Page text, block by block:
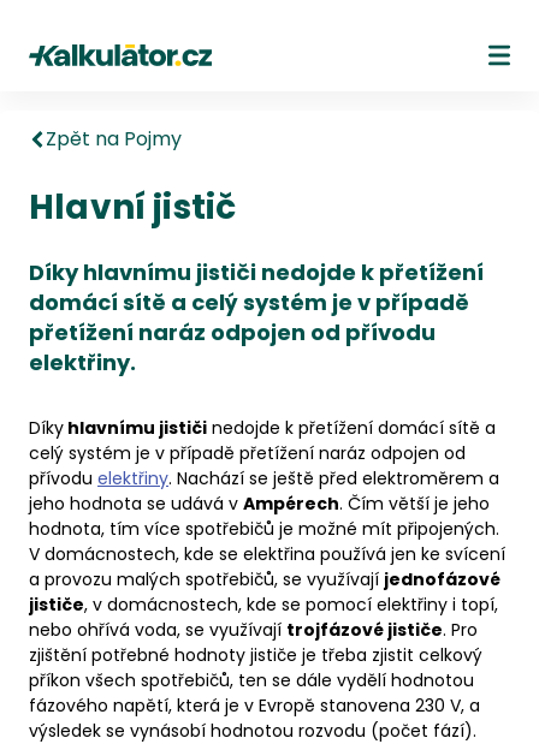
Kalkulátor.cz
Zpět na Pojmy
Hlavní jistič
Díky hlavnímu jističi nedojde k přetížení
domácí sítě a celý systém je v případě
přetížení naráz odpojen od přívodu
elektřiny.
Díky hlavnímu jističi nedojde k přetížení domácí sítě a
celý systém je v případě přetížení naráz odpojen od
přívodu elektřiny. Nachází se ještě před elektroměrem a
jeho hodnota se udává v Ampérech. Čím větší je jeho
hodnota, tím více spotřebičů je možné mít připojených.
V domácnostech, kde se elektřina používá jen ke svícení
a provozu malých spotřebičů, se využívají jednofázové
jističe, v domácnostech, kde se pomocí elektřiny i topí,
nebo ohřívá voda, se využívají trojfázové jističe. Pro
zjištění potřebné hodnoty jističe je třeba zjistit celkový
příkon všech spotřebičů, ten se dále vydělí hodnotou
fázového napětí, která je v Evropě stanovena 230 V, a
výsledek se vynásobí hodnotou rozvodu (počet fází).